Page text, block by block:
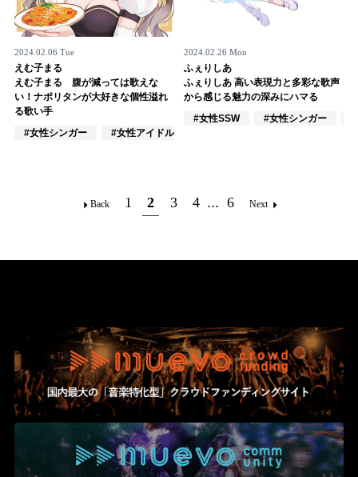
2024.02.06 Tue
えむ子まる
えむ子まる 腹が減っては歌えな
い！ナポリタンが大好きな個性溢れ
る歌い手
#女性シンガー
#女性アイドル
2024.02.26 Mon
ふぇりしあ
ふぇりしあ 高い表現力と多彩な歌声
から感じる魅力の深みにハマる
#女性SSW
#女性シンガー
Back 1 2 3 4 ... 6 Next